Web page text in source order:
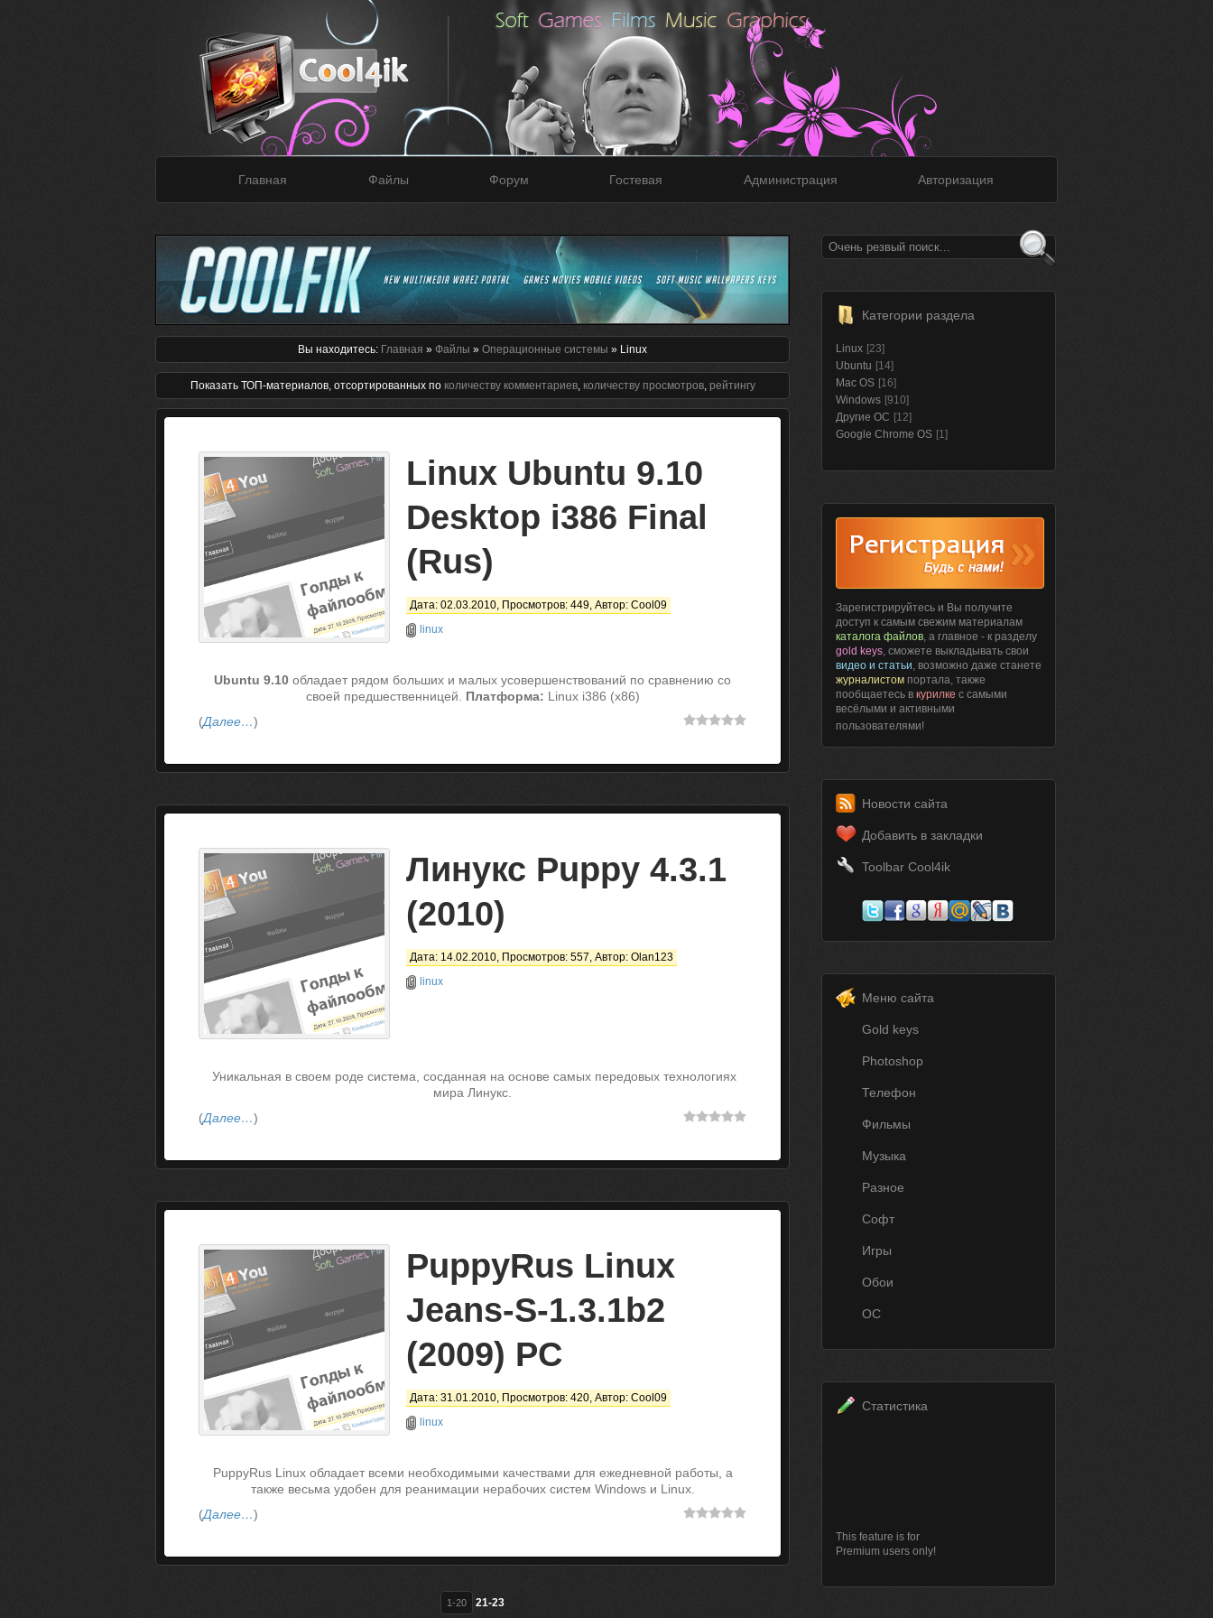
Главная Файлы Форум Гостевая Администрация Авторизация
Вы находитесь: Главная » Файлы » Операционные системы » Linux
Показать ТОП-материалов, отсортированных по количеству комментариев, количеству просмотров, рейтингу
Linux Ubuntu 9.10
Desktop i386 Final
(Rus)
Дата: 02.03.2010, Просмотров: 449, Автор: Cool09
linux
Ubuntu 9.10 обладает рядом больших и малых усовершенствований по сравнению со
своей предшественницей.
Платформа: Linux i386 (x86)
(Далее…)
Линукс Puppy 4.3.1
(2010)
Дата: 14.02.2010, Просмотров: 557, Автор: Olan123
linux
Уникальная в своем роде система, сосданная на основе самых передовых технологиях
мира Линукс.
(Далее…)
PuppyRus Linux
Jeans-S-1.3.1b2
(2009) PC
Дата: 31.01.2010, Просмотров: 420, Автор: Cool09
linux
PuppyRus Linux обладает всеми необходимыми качествами для ежедневной работы, а
также весьма удобен для реанимации нерабочих систем Windows и Linux.
(Далее…)
1-20 21-23
Категории раздела
Linux [23]
Ubuntu [14]
Mac OS [16]
Windows [910]
Другие ОС [12]
Google Chrome OS [1]
Зарегистрируйтесь и Вы получите
доступ к самым свежим материалам
каталога файлов, а главное - к разделу
gold keys, сможете выкладывать свои
видео и статьи, возможно даже станете
журналистом портала, также
пообщаетесь в курилке с самыми
весёлыми и активными
пользователями!
Новости сайта
Добавить в закладки
Toolbar Cool4ik
Меню сайта
Gold keys
Photoshop
Телефон
Фильмы
Музыка
Разное
Софт
Игры
Обои
ОС
Статистика
This feature is for
Premium users only!